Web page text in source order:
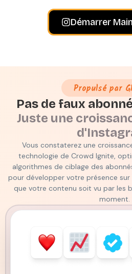
Démarrer
Propulsé par
Pas de faux
Juste une
Vous constaterez une
technologie de Crowd Ignite,
algorithmes de ciblage des
pour développer votre présence
que votre contenu soit vu par les
moment.